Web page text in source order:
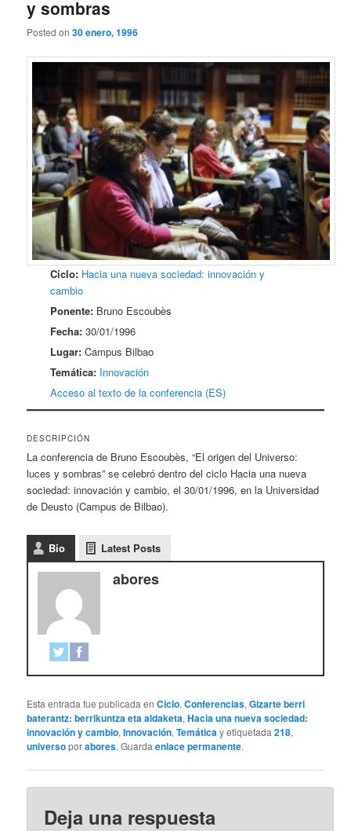
y sombras
Posted on30 enero, 1996
Ciclo: Hacia una nueva sociedad: innovación y
cambio
Ponente: Bruno Escoubès
Fecha: 30/01/1996
Lugar: Campus Bilbao
Temática: Innovación
Acceso al texto de la conferencia (ES)
DESCRIPCIÓN
La conferencia de Bruno Escoubès, “El origen del Universo:
luces y sombras” se celebró dentro del ciclo Hacia una nueva
sociedad: innovación y cambio, el 30/01/1996, en la Universidad
de Deusto (Campus de Bilbao).
Bio Latest Posts
abores
Esta entrada fue publicada enCiclo,Conferencias,Gizarte berri
baterantz: berrikuntza eta aldaketa,Hacia una nueva sociedad:
innovación y cambio,Innovación,Temáticay etiquetada218,
universoporabores. Guardaenlace permanente.
Deja una respuesta